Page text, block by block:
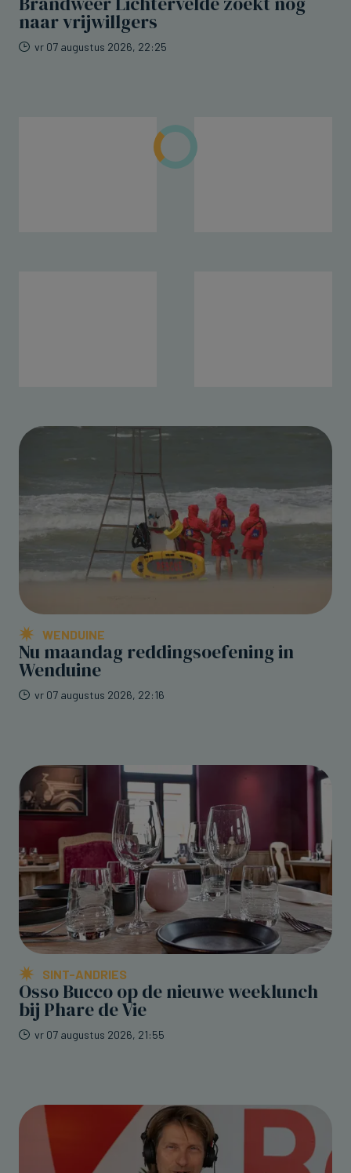
naar vrijwillgers
vr 07 augustus 2026, 22:25
WENDUINE
Nu maandag reddingsoefening in
Wenduine
vr 07 augustus 2026, 22:16
SINT-ANDRIES
Osso Bucco op de nieuwe weeklunch
bij Phare de Vie
vr 07 augustus 2026, 21:55